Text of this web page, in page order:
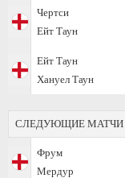
Чертси
Ейт Таун
Ейт Таун
Хануел Таун
СЛЕДУЮЩИЕ МАТЧИ
Фрум
Мeрдур